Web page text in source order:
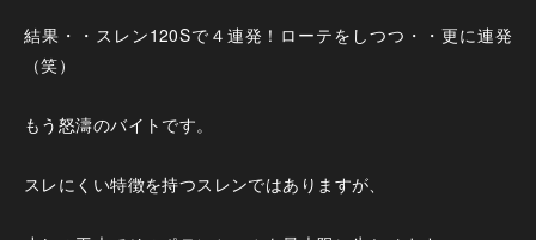
結果・・スレン120Sで４連発！ローテをしつつ・・更に連発
（笑）
もう怒濤のバイトです。
スレにくい特徴を持つスレンではありますが、